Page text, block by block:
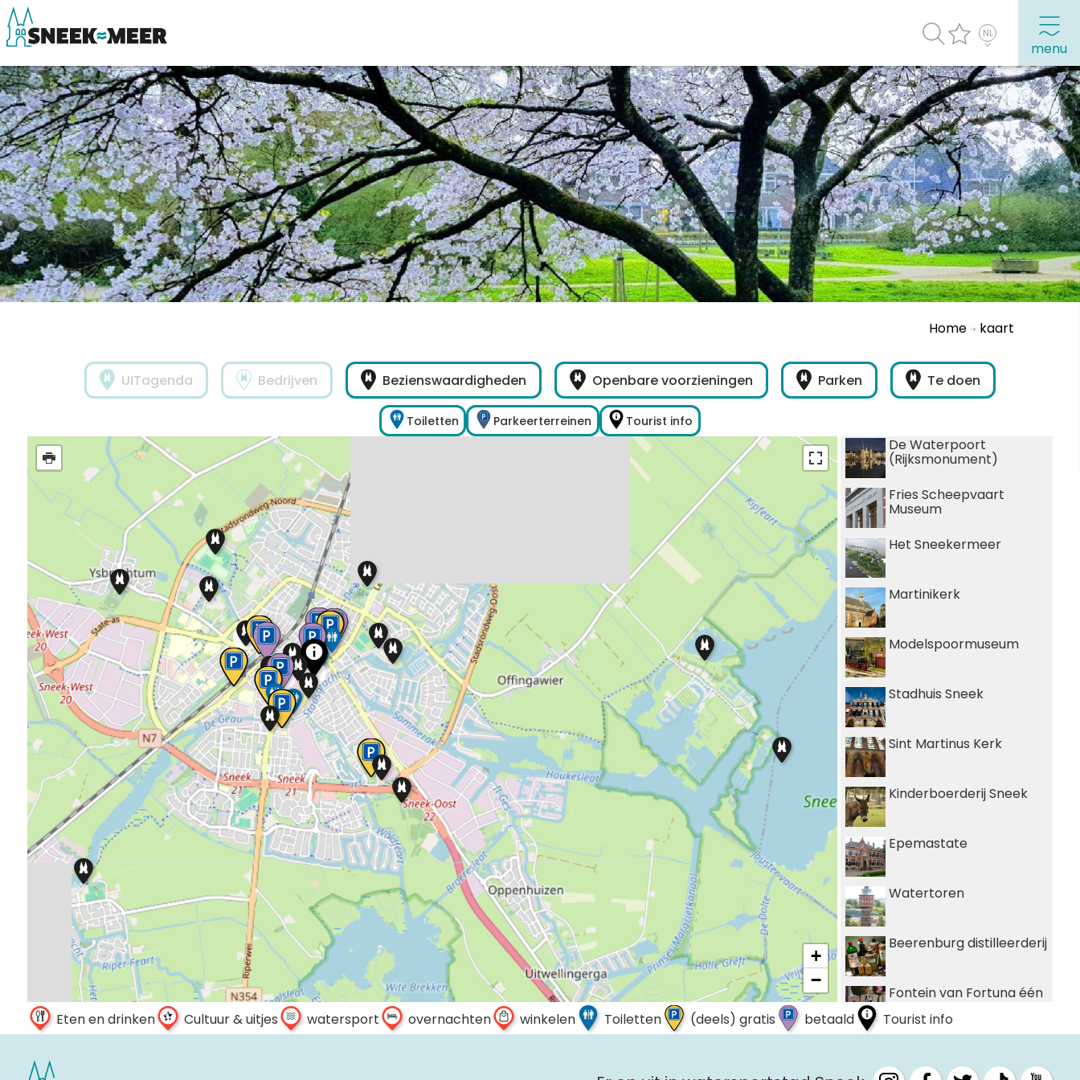
menu
Over Sneek
Uitgelicht
Praktische informatie
Toeristische informatie
Bezienswaardigheden
Winkelen, uitgaan en doen
Eten, drinken & uitgaan
Watersport
Overnachten
Winkelen
En meer
Arrangementen
Jouw Sneek
De Friese meren
Other languages
UITagenda Veel bezochte pagina's:
Top 10 leuke dingen
Vakantie vieren in Sneek
Uitgaan in Sneek
Overnachten in Sneek
Citygame Escapegame Sneek
Interactieve plattegrond van
Sneek
Winkelen in Sneek
Bootverhuur
Home kaart
UITagenda Bedrijven Bezienswaardigheden Openbare voorzieningen Parken Te doen
Toiletten Parkeerterreinen Tourist info
2
2
2
2
2
+
−
De Waterpoort
(Rijksmonument)
Fries Scheepvaart
Museum
Het Sneekermeer
Martinikerk
Modelspoormuseum
Stadhuis Sneek
Sint Martinus Kerk
Kinderboerderij Sneek
Epemastate
Watertoren
Beerenburg distilleerderij
Fontein van Fortuna één
Eten en drinken Cultuur & uitjes watersport overnachten winkelen Toiletten (deels) gratis betaald Tourist info